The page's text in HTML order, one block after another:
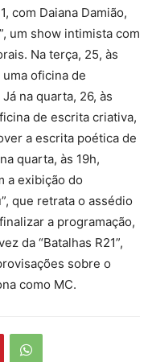
com Daiana Damião,
um show intimista com
Na terça, 25, às
oficina de
na quarta, 26, às
de escrita criativa,
a escrita poética de
quarta, às 19h,
a exibição do
que retrata o assédio
a programação,
da “Batalhas R21”,
sobre o
como MC.